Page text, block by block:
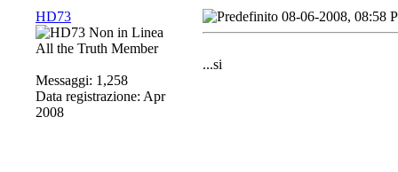
HD73
All the Truth Member
Messaggi: 1,258
Data registrazione: Apr
2008
08-06-2008, 08:58
...si